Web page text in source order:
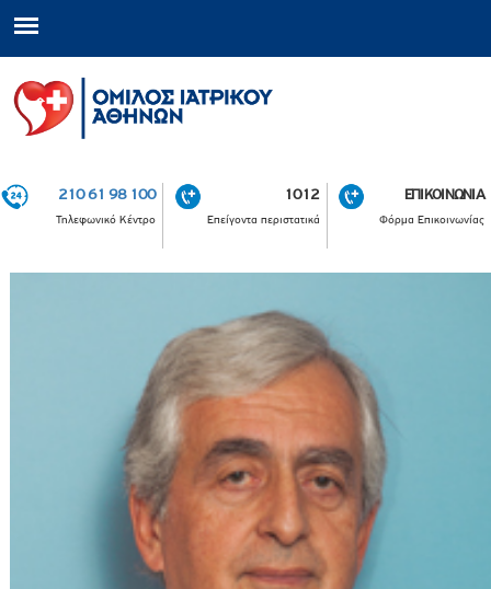
210 61 98 100
Τηλεφωνικό Κέντρο
1012
Επείγοντα περιστατικά
ΕΠΙΚΟΙΝΩΝΙΑ
Φόρμα Επικοινωνίας